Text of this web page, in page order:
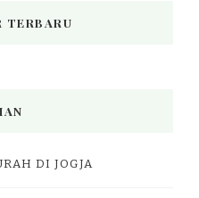
TERBARU
DI JOGJA